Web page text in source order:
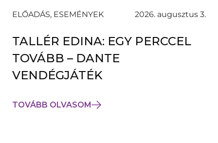
ELŐADÁS, ESEMÉNYEK 2026. augusztus 3.
TALLÉR EDINA: EGY PERCCEL
TOVÁBB – DANTE
VENDÉGJÁTÉK
TOVÁBB OLVASOM